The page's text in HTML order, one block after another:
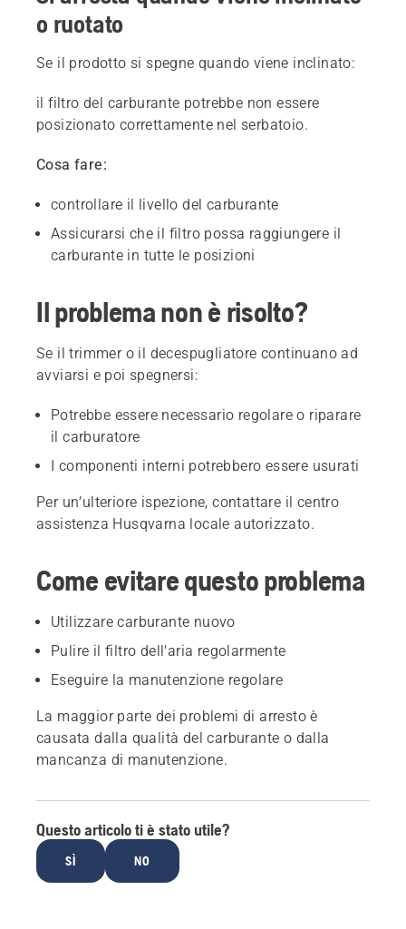
o ruotato
Se il prodotto si spegne quando viene inclinato:
il filtro del carburante potrebbe non essere
posizionato correttamente nel serbatoio.
Cosa fare:
controllare il livello del carburante
Assicurarsi che il filtro possa raggiungere il
carburante in tutte le posizioni
Il problema non è risolto?
Se il trimmer o il decespugliatore continuano ad
avviarsi e poi spegnersi:
Potrebbe essere necessario regolare o riparare
il carburatore
I componenti interni potrebbero essere usurati
Per un’ulteriore ispezione, contattare il centro
assistenza Husqvarna locale autorizzato.
Come evitare questo problema
Utilizzare carburante nuovo
Pulire il filtro dell'aria regolarmente
Eseguire la manutenzione regolare
La maggior parte dei problemi di arresto è
causata dalla qualità del carburante o dalla
mancanza di manutenzione.
Questo articolo ti è stato utile?
SÌ NO